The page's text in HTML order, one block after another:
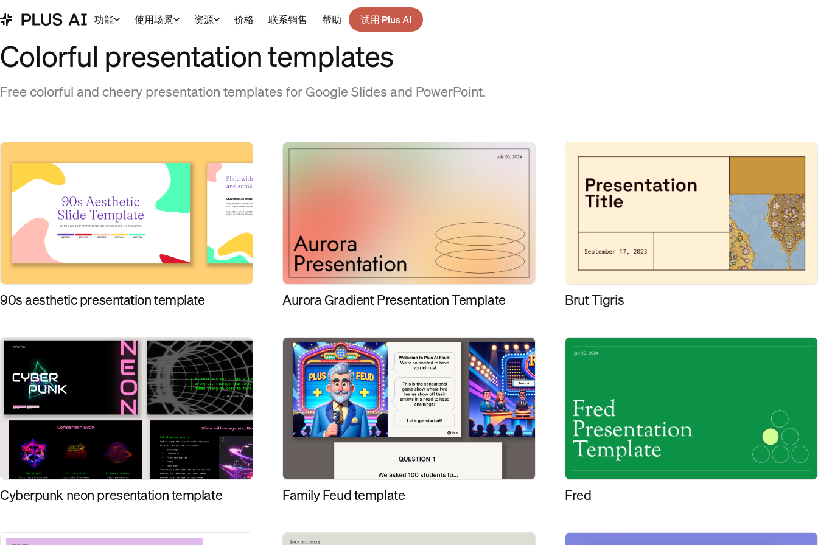
功能 使用场景 资源 价格 联系销售 帮助 试用 Plus AI
Colorful presentation templates
Free colorful and cheery presentation templates for Google Slides and PowerPoint.
90s aesthetic presentation template Aurora Gradient Presentation Template Brut Tigris
Cyberpunk neon presentation template Family Feud template Fred